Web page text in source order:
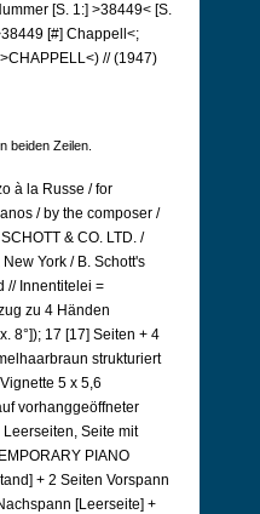
[S. 1:] >38449< [S.
[#] Chappell<;
// (1947)
beiden Zeilen.
à la Russe / for
/ by the composer /
& CO. LTD. /
York / B. Schott's
// Innentitelei =
zu 4 Händen
8°]); 17 [17] Seiten + 4
strukturiert
5 x 5,6
vorhanggeöffneter
Leerseiten, Seite mit
PIANO
+ 2 Seiten Vorspann
[Leerseite] +